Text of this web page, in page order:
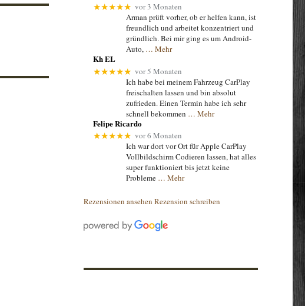
★★★★★ vor 3 Monaten
Arman prüft vorher, ob er helfen kann, ist
freundlich und arbeitet konzentriert und
gründlich. Bei mir ging es um Android-
Auto, … Mehr
Kh EL
★★★★★ vor 5 Monaten
Ich habe bei meinem Fahrzeug CarPlay
freischalten lassen und bin absolut
zufrieden. Einen Termin habe ich sehr
schnell bekommen … Mehr
Felipe Ricardo
★★★★★ vor 6 Monaten
Ich war dort vor Ort für Apple CarPlay
Vollbildschirm Codieren lassen, hat alles
super funktioniert bis jetzt keine
Probleme … Mehr
Rezensionen ansehen Rezension schreiben